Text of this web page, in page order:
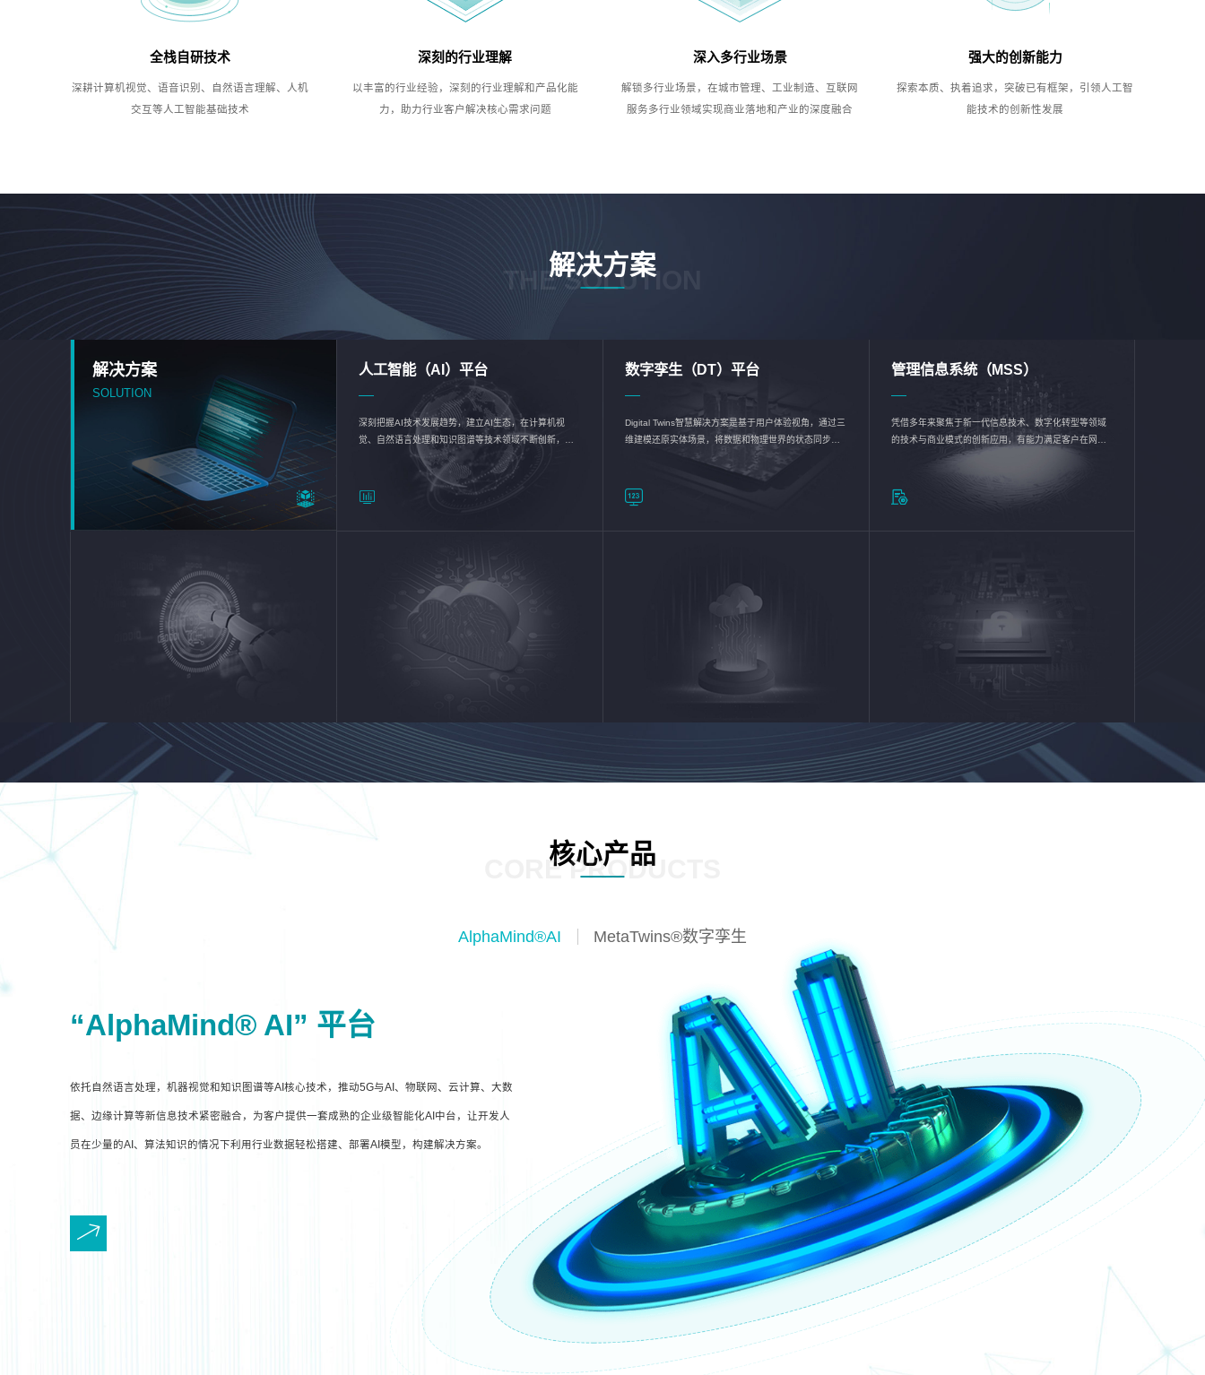
全栈自研技术
深耕计算机视觉、语音识别、自然语言理解、人机
交互等人工智能基础技术
深刻的行业理解
以丰富的行业经验，深刻的行业理解和产品化能
力，助力行业客户解决核心需求问题
深入多行业场景
解锁多行业场景，在城市管理、工业制造、互联网
服务多行业领域实现商业落地和产业的深度融合
强大的创新能力
探索本质、执着追求，突破已有框架，引领人工智
能技术的创新性发展
解决方案
THE SOLUTION
解决方案
SOLUTION
人工智能（AI）平台
深刻把握AI技术发展趋势，建立AI生态，在计算机视
觉、自然语言处理和知识图谱等技术领域不断创新，持
续优化企业数智化转型加速器—AlphaMind®AI能力开放
数字孪生（DT）平台
Digital Twins智慧解决方案是基于用户体验视角，通过三
维建模还原实体场景，将数据和物理世界的状态同步呈
现，使用户对关键数据有更直观的感受，推动各行业完
成智能化转型，实现新旧动能的转换
管理信息系统（MSS）
凭借多年来聚焦于新一代信息技术、数字化转型等领域
的技术与商业模式的创新应用，有能力满足客户在网络
优化、运营维护和信息安全防护等方面的需求，为客户
核心产品
CORE PRODUCTS
AlphaMind®AI MetaTwins®数字孪生
“AlphaMind® AI” 平台
依托自然语言处理，机器视觉和知识图谱等AI核心技术，推动5G与AI、物联网、云计算、大数
据、边缘计算等新信息技术紧密融合，为客户提供一套成熟的企业级智能化AI中台，让开发人
员在少量的AI、算法知识的情况下利用行业数据轻松搭建、部署AI模型，构建解决方案。